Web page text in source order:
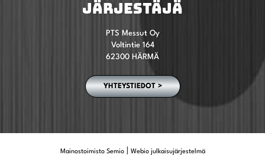
JÄRJESTÄJÄ
PTS Messut Oy
Voltintie 164
62300 HÄRMÄ
YHTEYSTIEDOT >
Mainostoimisto Semio| Webio julkaisujärjestelmä